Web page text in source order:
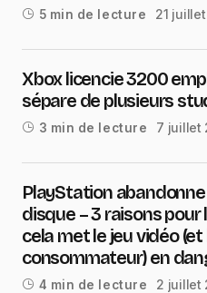
5 min de lecture 21
Xbox licencie 3200
sépare de plusieurs
3 min de lecture 7 juillet
PlayStation
disque – 3 raisons pour
cela met le jeu vidéo (et
consommateur) en
4 min de lecture 2 juillet